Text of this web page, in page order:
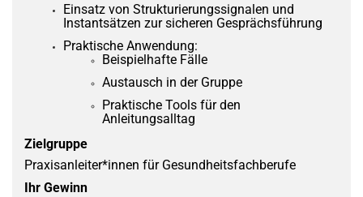
Einsatz von Strukturierungssignalen und
Instantsätzen zur sicheren Gesprächsführung
Praktische Anwendung:
Beispielhafte Fälle
Austausch in der Gruppe
Praktische Tools für den
Anleitungsalltag
Zielgruppe
Praxisanleiter*innen für Gesundheitsfachberufe
Ihr Gewinn